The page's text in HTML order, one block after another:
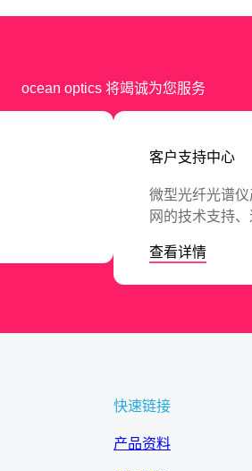
ocean optics 将竭诚为您服务
客户支持中心
微型光纤光谱
网的技术支持、
查看详情
快速链接
产品资料